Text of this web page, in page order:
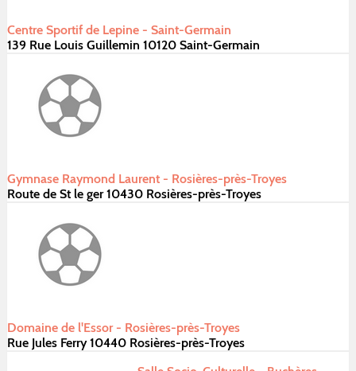
Centre Sportif de Lepine - Saint-Germain
139 Rue Louis Guillemin 10120 Saint-Germain
Gymnase Raymond Laurent - Rosières-près-Troyes
Route de St le ger 10430 Rosières-près-Troyes
Domaine de l'Essor - Rosières-près-Troyes
Rue Jules Ferry 10440 Rosières-près-Troyes